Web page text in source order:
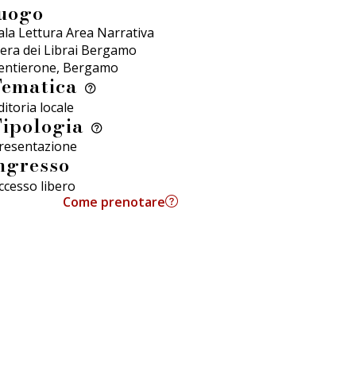
Lettura Area Narrativa
dei Librai Bergamo
Bergamo
locale
libero
Come prenotare